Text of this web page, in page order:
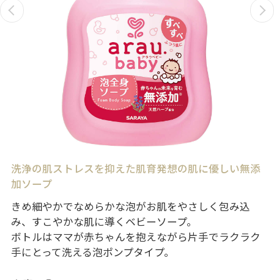
洗浄の肌ストレスを抑えた肌育発想の肌に優しい無添
加ソープ
きめ細やかでなめらかな泡がお肌をやさしく包み込
み、すこやかな肌に導くベビーソープ。
ボトルはママが赤ちゃんを抱えながら片手でラクラク
手にとって洗える泡ポンプタイプ。